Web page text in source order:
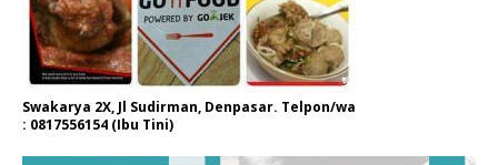
Swakarya 2X, Jl Sudirman, Denpasar. Telpon/wa
: 0817556154 (Ibu Tini)